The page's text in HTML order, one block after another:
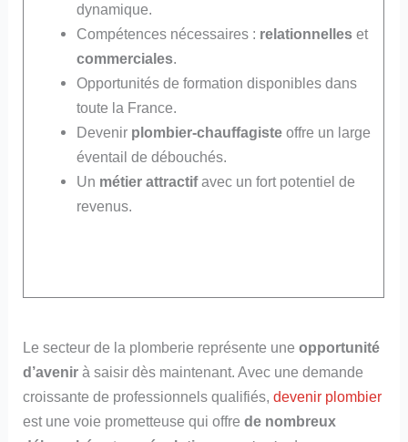
dynamique.
Compétences nécessaires : relationnelleset
commerciales.
Opportunités de formation disponibles dans
toute la France.
Devenir plombier-chauffagisteoffre un large
éventail de débouchés.
Un métier attractifavec un fort potentiel de
revenus.
Le secteur de la plomberie représente uneopportunité
d’avenir à saisir dès maintenant. Avec une demande
croissante de professionnels qualifiés,devenir plombier
est une voie prometteuse qui offrede nombreux